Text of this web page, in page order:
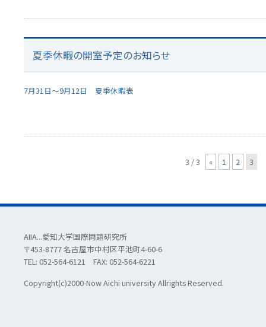
夏季休暇の開室予定のお知らせ
7月31日～9月12日 夏季休暇表
3 / 3 « 1 2 3
AIIA...愛知大学国際問題研究所
〒453-8777 名古屋市中村区平池町4-60-6
TEL: 052-564-6121 FAX: 052-564-6221
Copyright(c)2000-Now Aichi university Allrights Reserved.